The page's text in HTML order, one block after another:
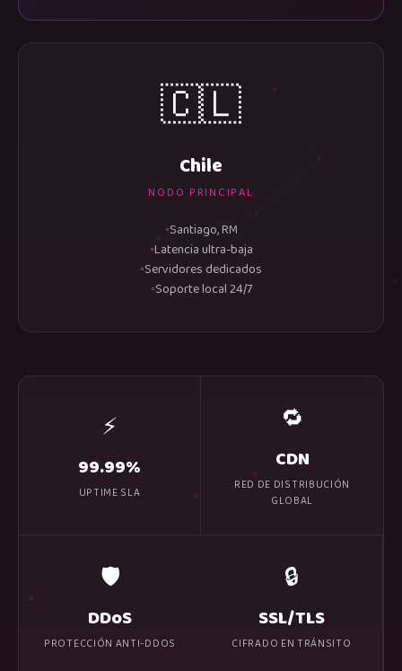
🇨🇱
Chile
NODO PRINCIPAL
Santiago, RM
Latencia ultra-baja
Servidores dedicados
Soporte local 24/7
⚡
99.99%
UPTIME SLA
🔁
CDN
RED DE DISTRIBUCIÓN
GLOBAL
🛡️
DDoS
PROTECCIÓN ANTI-DDOS
🔒
SSL/TLS
CIFRADO EN TRÁNSITO